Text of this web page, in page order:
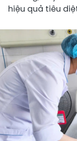
hiệu quả tiêu